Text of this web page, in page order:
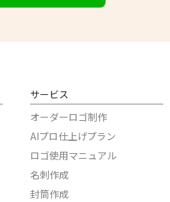
サービス
オーダーロゴ制作
AIプロ仕上げプラン
ロゴ使用マニュアル
名刺作成
封筒作成